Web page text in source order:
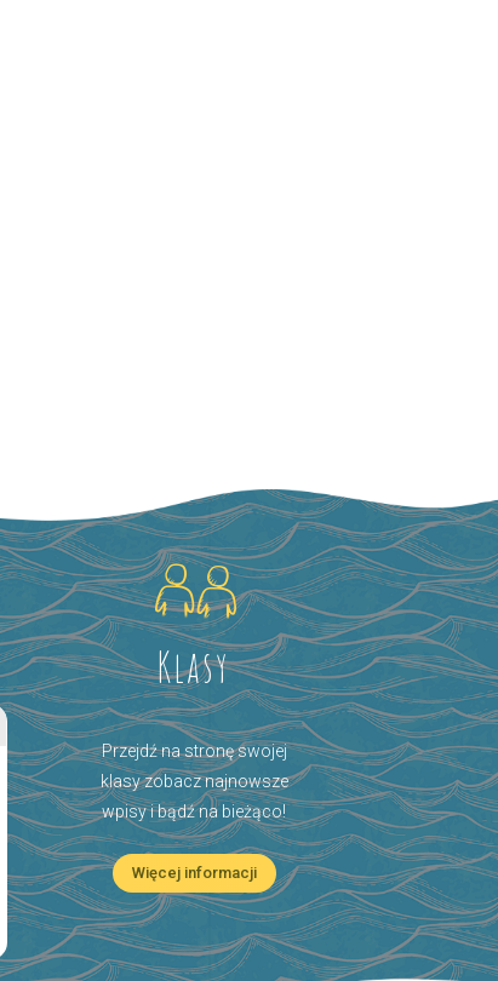
Klasy
Przejdź na stronę swojej
klasy zobacz najnowsze
wpisy i bądź na bieżąco!
Więcej informacji